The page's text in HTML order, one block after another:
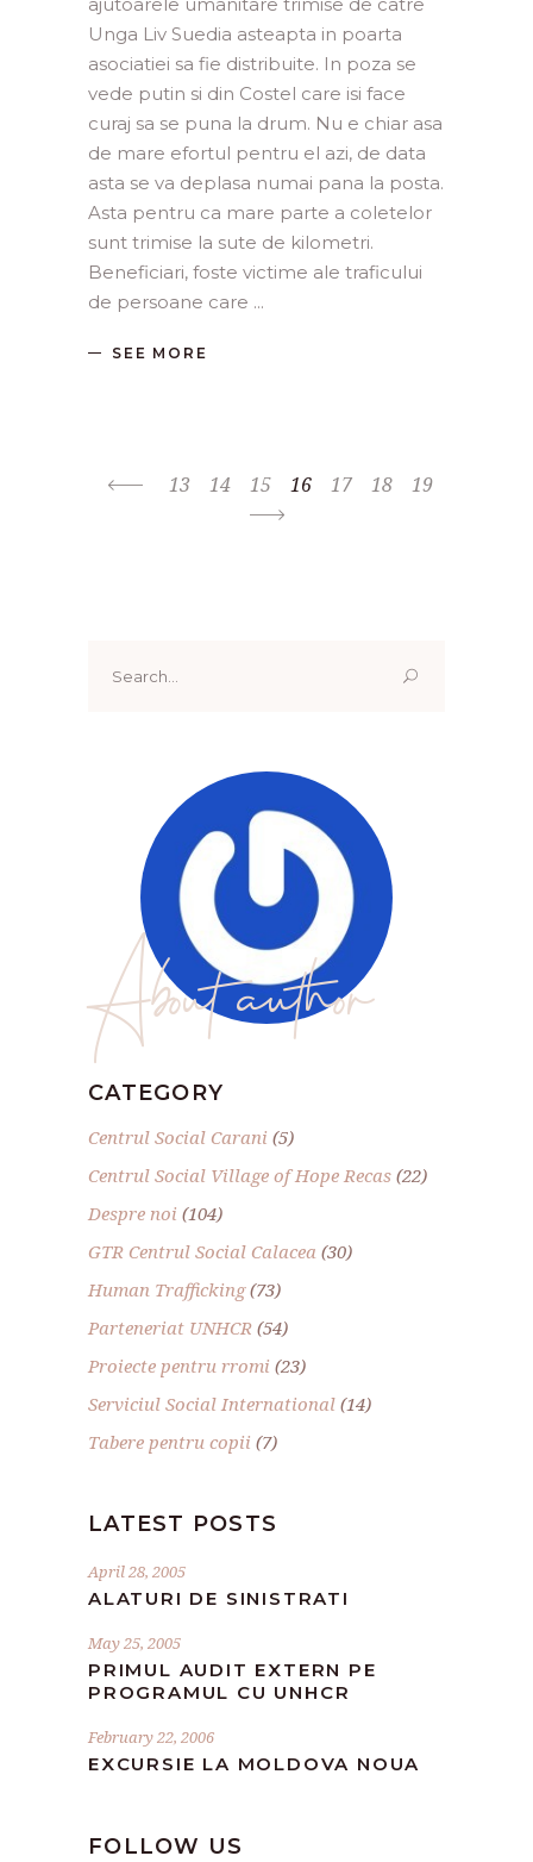
Unga Liv Suedia asteapta in poarta
asociatiei sa fie distribuite. In poza se
vede putin si din Costel care isi face
curaj sa se puna la drum. Nu e chiar asa
de mare efortul pentru el azi, de data
asta se va deplasa numai pana la posta.
Asta pentru ca mare parte a coletelor
sunt trimise la sute de kilometri.
Beneficiari, foste victime ale traficului
de persoane care
SEE MORE
13 14 15 16 17 18 19
for:
About author
CATEGORY
Centrul Social Carani (5)
Centrul Social Village of Hope Recas (22)
Despre noi (104)
GTR Centrul Social Calacea (30)
Human Trafficking(73)
Parteneriat UNHCR (54)
Proiecte pentru rromi (23)
Serviciul Social International (14)
Tabere pentru copii (7)
LATEST POSTS
April 28, 2005
ALATURI DE SINISTRATI
May 25, 2005
PRIMUL AUDIT EXTERN PE
PROGRAMUL CU UNHCR
February 22, 2006
EXCURSIE LA MOLDOVA NOUA
FOLLOW US